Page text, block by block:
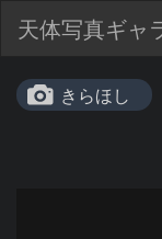
天体写真ギャ
きらほし